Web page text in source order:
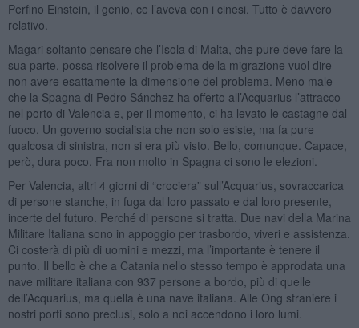
Perfino Einstein, il genio, ce l’aveva con i cinesi. Tutto è davvero
relativo.
Magari soltanto pensare che l’Isola di Malta, che pure deve fare la
sua parte, possa risolvere il problema della migrazione vuol dire
non avere esattamente la dimensione del problema. Meno male
che la Spagna di Pedro Sánchez ha offerto all’Acquarius l’attracco
nel porto di Valencia e, per il momento, ci ha levato le castagne dal
fuoco. Un governo socialista che non solo esiste, ma fa pure
qualcosa di sinistra, non si era più visto. Bello, comunque. Capace,
però, dura poco. Fra non molto in Spagna ci sono le elezioni.
Per Valencia, altri 4 giorni di “crociera” sull’Acquarius, sovraccarica
di persone stanche, in fuga dal loro passato e dal loro presente,
incerte del futuro. Perché di persone si tratta. Due navi della Marina
Militare Italiana sono in appoggio per trasbordo, viveri e assistenza.
Ci costerà di più di uomini e mezzi, ma l’importante è tenere il
punto. Il bello è che a Catania nello stesso tempo è approdata una
nave militare italiana con 937 persone a bordo, più di quelle
dell’Acquarius, ma quella è una nave italiana. Alle Ong straniere i
nostri porti sono preclusi, solo a noi accendono i loro lumi.